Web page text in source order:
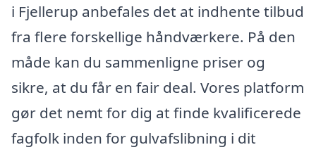
i Fjellerup anbefales det at indhente tilbud
fra flere forskellige håndværkere. På den
måde kan du sammenligne priser og
sikre, at du får en fair deal. Vores platform
gør det nemt for dig at finde kvalificerede
fagfolk inden for gulvafslibning i dit